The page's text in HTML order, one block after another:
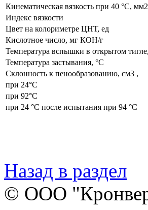
Кинематическая вязкость при 40 °С,
Индекс вязкости
Цвет на колориметре ЦНТ, ед
Кислотное число, мг КОН/г
Температура вспышки в открытом
Температура застывания, °С
Склонность к пенообразованию, см3 ,
при 24°С
при 92°С
при 24 °С после испытания при 94 °С
Назад в раздел
© ООО